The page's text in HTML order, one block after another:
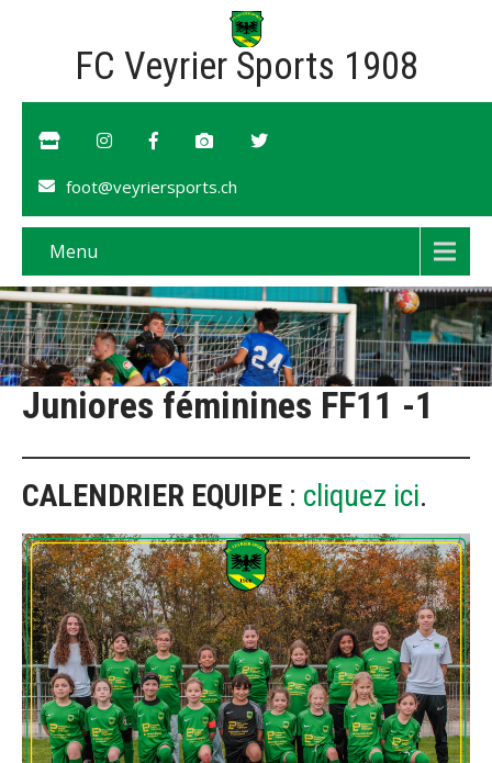
FC Veyrier Sports 1908
foot@veyriersports.ch
Menu
Juniores féminines FF11 -1
CALENDRIER EQUIPE : cliquez ici.